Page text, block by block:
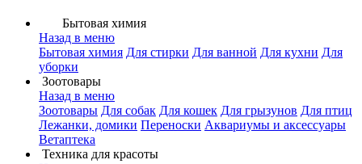
Бытовая химия
Назад в меню
Бытовая химия Для стирки Для ванной Для кухни Для
уборки
Зоотовары
Назад в меню
Зоотовары Для собак Для кошек Для грызунов Для птиц
Лежанки, домики Переноски Аквариумы и аксессуары
Ветаптека
Техника для красоты